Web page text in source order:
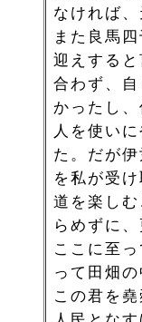
なければ
また良馬
迎えする
合わず、
かったし
人を使い
た。だが
を私が受
道を楽し
らめずに
ここに至
って田畑
この君を